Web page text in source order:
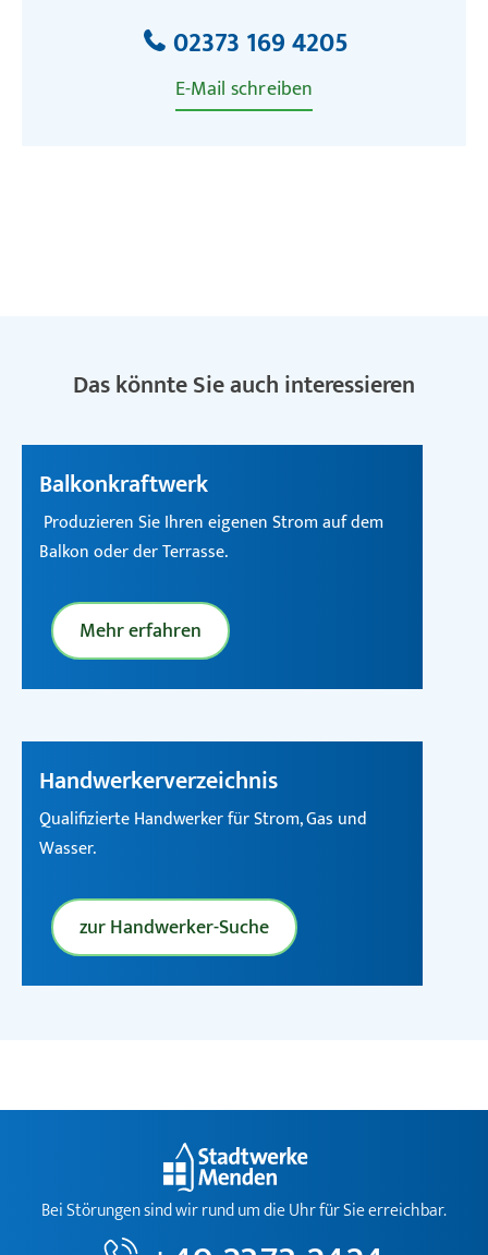
02373 169 4205
E-Mail schreiben
Das könnte Sie auch interessieren
Balkonkraftwerk
Produzieren Sie Ihren eigenen Strom auf dem
Balkon oder der Terrasse.
Mehr erfahren
Handwerkerverzeichnis
Qualifizierte Handwerker für Strom, Gas und
Wasser.
zur Handwerker-Suche
Bei Störungen sind wir rund um die Uhr für Sie erreichbar.